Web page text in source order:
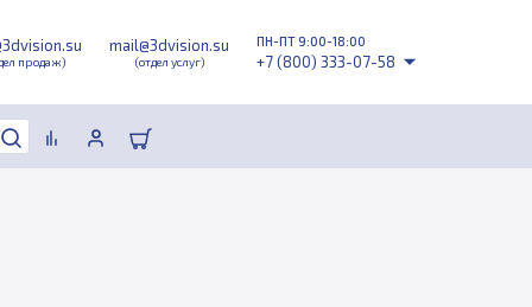
продаж)
mail@3dvision.su
(отдел услуг)
ПН-ПТ 9:00-18:00
+7 (800) 333-07-58